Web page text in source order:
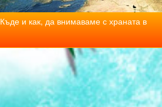
Къде и как, да внимаваме с храната в